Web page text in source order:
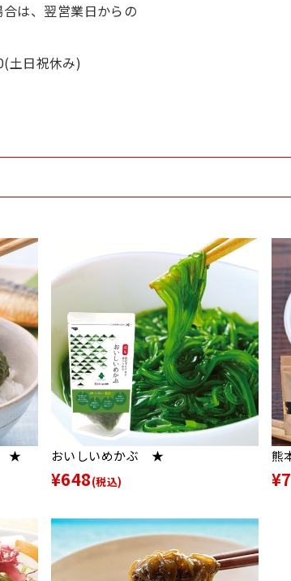
は、翌営業日からの
土日祝休み)
★ おいしいめかぶ ★
¥648(税込)
熊